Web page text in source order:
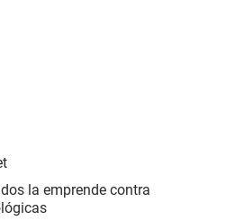
la emprende contra